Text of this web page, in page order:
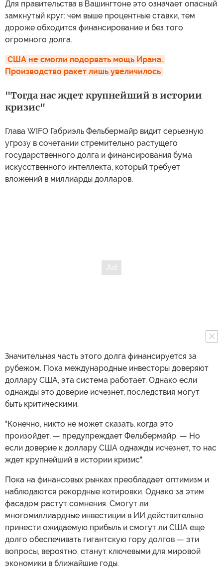
Для правительства в Вашингтоне это означает опасный
замкнутый круг: чем выше процентные ставки, тем
дороже обходится финансирование и без того
огромного долга.
США не смогли подорвать мощь Ирана.
Производство ракет лишь увеличилось
"Тогда нас ждет крупнейший в истории
кризис"
Глава WIFO Габриэль Фельбермайр видит серьезную
угрозу в сочетании стремительно растущего
государственного долга и финансирования бума
искусственного интеллекта, который требует
вложений в миллиарды долларов.
Значительная часть этого долга финансируется за
рубежом. Пока международные инвесторы доверяют
доллару США, эта система работает. Однако если
однажды это доверие исчезнет, последствия могут
быть критическими.
"Конечно, никто не может сказать, когда это
произойдет, — предупреждает Фельбермайр. — Но
если доверие к доллару США однажды исчезнет, то нас
ждет крупнейший в истории кризис".
Пока на финансовых рынках преобладает оптимизм и
наблюдаются рекордные котировки. Однако за этим
фасадом растут сомнения. Смогут ли
многомиллиардные инвестиции в ИИ действительно
принести ожидаемую прибыль и смогут ли США еще
долго обеспечивать гигантскую гору долгов — эти
вопросы, вероятно, станут ключевыми для мировой
экономики в ближайшие годы.